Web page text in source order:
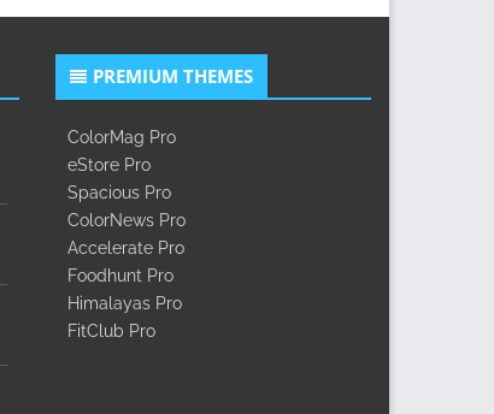
PREMIUM THEMES
ColorMag Pro
eStore Pro
Spacious Pro
ColorNews Pro
Accelerate Pro
Foodhunt Pro
Himalayas Pro
FitClub Pro